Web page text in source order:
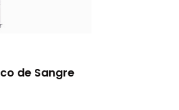
de Sangre